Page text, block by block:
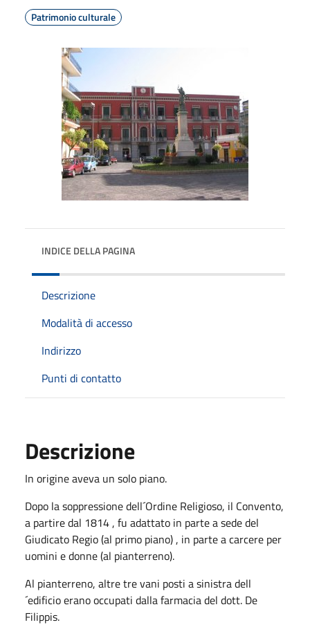
Patrimonio culturale
INDICE DELLA PAGINA
Descrizione
Modalità di accesso
Indirizzo
Punti di contatto
Descrizione
In origine aveva un solo piano.
Dopo la soppressione dell´Ordine Religioso, il Convento,
a partire dal 1814 , fu adattato in parte a sede del
Giudicato Regio (al primo piano) , in parte a carcere per
uomini e donne (al pianterreno).
Al pianterreno, altre tre vani posti a sinistra dell
´edificio erano occupati dalla farmacia del dott. De
Filippis.